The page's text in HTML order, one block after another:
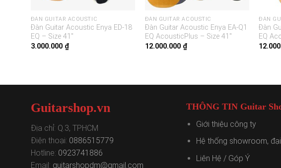
ĐÀN GUITAR ACOUSTIC
Đàn Guitar Acoustic Enya ED-18
EQ – Size 41″
3.000.000 ₫
ĐÀN GUITAR ACOUSTIC
Đàn Guitar Acoustic Enya EA-Q1
EQ AcousticPlus – Size 41″
12.000.000 ₫
ĐÀN
Đàn
EQ
Guitarshop.vn
Địa chỉ: Q.3, TPHCM
Điện thoại: 0886515779
Hotline: 0923741886
Email: guitarshopdm@gmail.com
THÔNG TIN Guitar
Giới thiệu công ty
Hệ thống showroom,
Liên Hệ / Góp Ý